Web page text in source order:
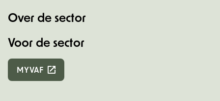
Over de sector
Voor de sector
MYVAF